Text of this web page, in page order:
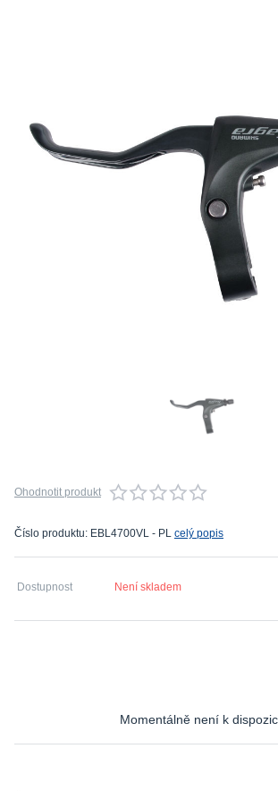
Ohodnotit produkt
Číslo produktu: EBL4700VL - PL celý popis
Dostupnost Není skladem
Momentálně není k